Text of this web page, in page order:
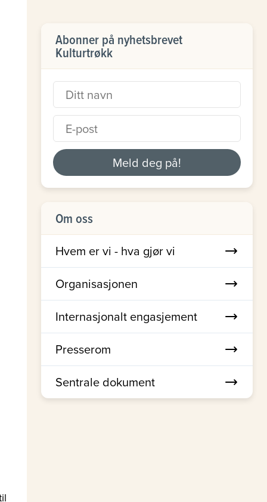
Abonner på nyhetsbrevet
Kulturtrøkk
Meld deg på!
Om oss
Hvem er vi - hva gjør vi
Organisasjonen
Internasjonalt engasjement
Presserom
Sentrale dokument